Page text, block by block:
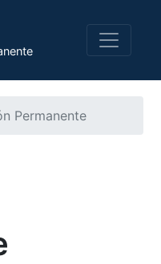
Permanente